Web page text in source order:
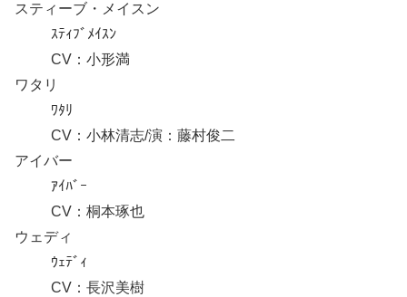
スティーブ・メイスン
ｽﾃｨﾌﾞﾒｲｽﾝ
CV：小形満
ワタリ
ﾜﾀﾘ
CV：小林清志/演：藤村俊二
アイバー
ｱｲﾊﾞｰ
CV：桐本琢也
ウェディ
ｳｪﾃﾞｨ
CV：長沢美樹